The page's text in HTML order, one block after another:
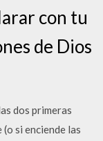
con tu
de Dios
dos primeras
si enciende las